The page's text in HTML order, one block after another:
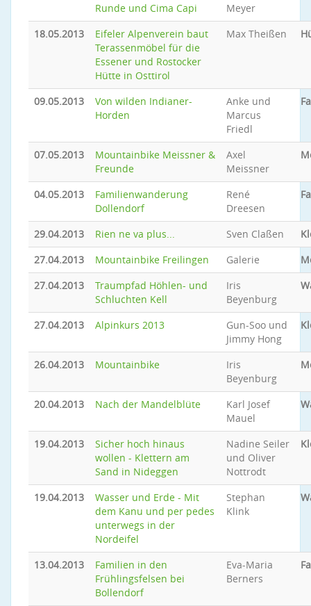
Runde und Cima Capi
Meyer
18.05.2013
Eifeler Alpenverein baut
Terassenmöbel für die
Essener und Rostocker
Hütte in Osttirol
Max Theißen
09.05.2013
Von wilden Indianer-
Horden
Anke und
Marcus
Friedl
07.05.2013
Mountainbike Meissner &
Freunde
Axel
Meissner
04.05.2013
Familienwanderung
Dollendorf
René
Dreesen
29.04.2013 Rien ne va plus... Sven Claßen
27.04.2013
Mountainbike Freilingen Galerie
27.04.2013
Traumpfad Höhlen- und
Schluchten Kell
Iris
Beyenburg
27.04.2013 Alpinkurs 2013
Gun-Soo und
Jimmy Hong
26.04.2013 Mountainbike
Iris
Beyenburg
20.04.2013 Nach der Mandelblüte
Karl Josef
Mauel
19.04.2013
Sicher hoch hinaus
wollen - Klettern am
Sand in Nideggen
Nadine Seiler
und Oliver
Nottrodt
19.04.2013
Wasser und Erde - Mit
dem Kanu und per pedes
unterwegs in der
Nordeifel
Stephan
Klink
13.04.2013
Familien in den
Frühlingsfelsen bei
Bollendorf
Eva-Maria
Berners